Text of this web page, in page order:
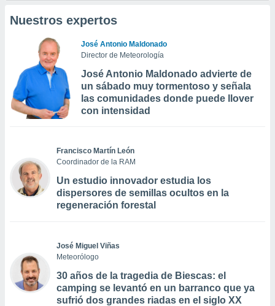
Nuestros expertos
José Antonio Maldonado
Director de Meteorología
José Antonio Maldonado advierte de
un sábado muy tormentoso y señala
las comunidades donde puede llover
con intensidad
Francisco Martín León
Coordinador de la RAM
Un estudio innovador estudia los
dispersores de semillas ocultos en la
regeneración forestal
José Miguel Viñas
Meteorólogo
30 años de la tragedia de Biescas: el
camping se levantó en un barranco que ya
sufrió dos grandes riadas en el siglo XX